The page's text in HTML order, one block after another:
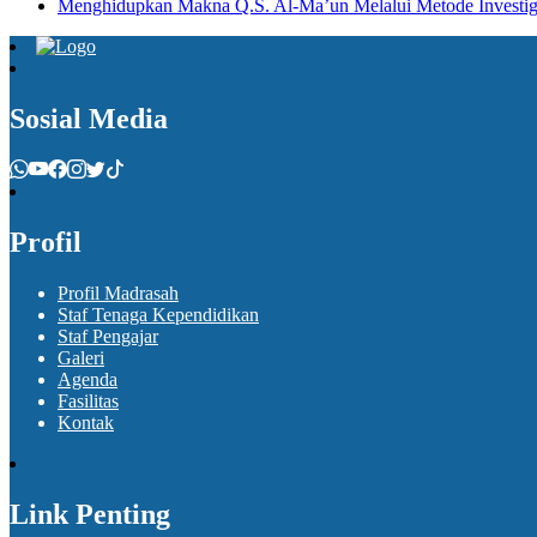
Menghidupkan Makna Q.S. Al-Ma’un Melalui Metode
Sosial Media
Profil
Profil Madrasah
Staf Tenaga Kependidikan
Staf Pengajar
Galeri
Agenda
Fasilitas
Kontak
Link Penting